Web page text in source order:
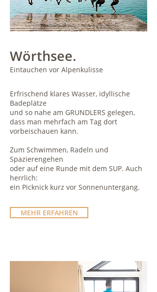
Wörthsee.
Eintauchen vor Alpenkulisse
Erfrischend klares Wasser, idyllische
Badeplätze
und so nahe am GRUNDLERS gelegen,
dass man mehrfach am Tag dort
vorbeischauen kann.
Zum Schwimmen, Radeln und
Spazierengehen
oder auf eine Runde mit dem SUP. Auch
herrlich:
ein Picknick kurz vor Sonnenuntergang.
MEHR ERFAHREN